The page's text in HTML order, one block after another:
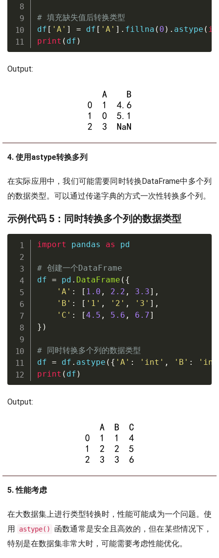
# 填充缺失值后转换类型
df [ 'A' ] = df [ 'A' ] . fillna ( 0 ) . astype (
print ( df )
Output:
4. 使用astype转换多列
在实际应用中，我们可能需要同时转换DataFrame中多个列
的数据类型。可以通过传递字典的方式一次性转换多个列。
示例代码 5：同时转换多个列的数据类型
import pandas as pd
# 创建一个DataFrame
df = pd . DataFrame ( {
'A' : [ 1.0 , 2.2 , 3.3] ,
'B' : [ '1' , '2' , '3' ] ,
'C' : [4.5 , 5.6 , 6.7]
} )
# 同时转换多个列的数据类型
df = df . astype ( { 'A' : 'int' , 'B' :
print ( df )
Output:
5. 性能考虑
在大数据集上进行类型转换时，性能可能成为一个问题。使
用
astype()
函数通常是安全且高效的，但在某些情况下，
特别是在数据集非常大时，可能需要考虑性能优化。